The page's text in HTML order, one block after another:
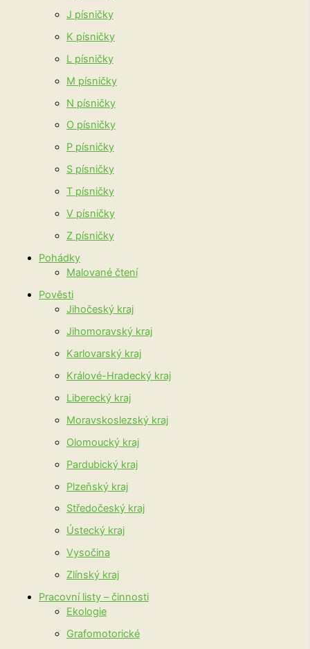
J písničky
K písničky
L písničky
M písničky
N písničky
O písničky
P písničky
S písničky
T písničky
V písničky
Z písničky
Pohádky
Malované čtení
Pověsti
Jihočeský kraj
Jihomoravský kraj
Karlovarský kraj
Králové-Hradecký kraj
Liberecký kraj
Moravskoslezský kraj
Olomoucký kraj
Pardubický kraj
Plzeňský kraj
Středočeský kraj
Ústecký kraj
Vysočina
Zlínský kraj
Pracovní listy – činnosti
Ekologie
Grafomotorické